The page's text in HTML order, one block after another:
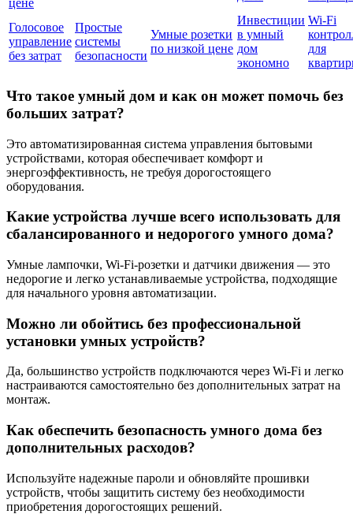
цене
Голосовое
управление
без затрат
Простые
системы
безопасности
Умные розетки
по низкой цене
Инвестиции
в умный
дом
экономно
Wi-Fi
для
Что такое умный дом и как он может помочь без
больших затрат?
Это автоматизированная система управления бытовыми
устройствами, которая обеспечивает комфорт и
энергоэффективность, не требуя дорогостоящего
оборудования.
Какие устройства лучше всего использовать для
сбалансированного и недорогого умного дома?
Умные лампочки, Wi-Fi-розетки и датчики движения — это
недорогие и легко устанавливаемые устройства, подходящие
для начального уровня автоматизации.
Можно ли обойтись без профессиональной
установки умных устройств?
Да, большинство устройств подключаются через Wi-Fi и легко
настраиваются самостоятельно без дополнительных затрат на
монтаж.
Как обеспечить безопасность умного дома без
дополнительных расходов?
Используйте надежные пароли и обновляйте прошивки
устройств, чтобы защитить систему без необходимости
приобретения дорогостоящих решений.